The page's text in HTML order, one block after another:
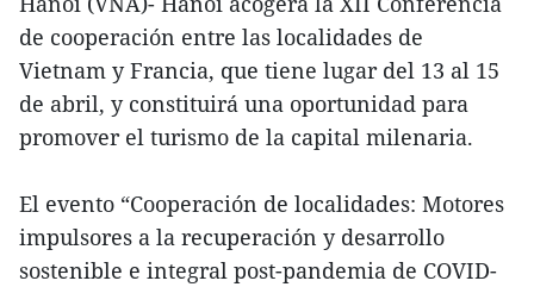
de cooperación entre las localidades de
Vietnam y Francia, que tiene lugar del 13 al 15
de abril, y constituirá una oportunidad para
promover el turismo de la capital milenaria.
El evento “Cooperación de localidades: Motores
impulsores a la recuperación y desarrollo
sostenible e integral post-pandemia de COVID-